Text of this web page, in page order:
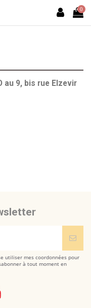
0
au 9, bis rue Elzevir
utiliser mes coordonnées pour
à tout moment en